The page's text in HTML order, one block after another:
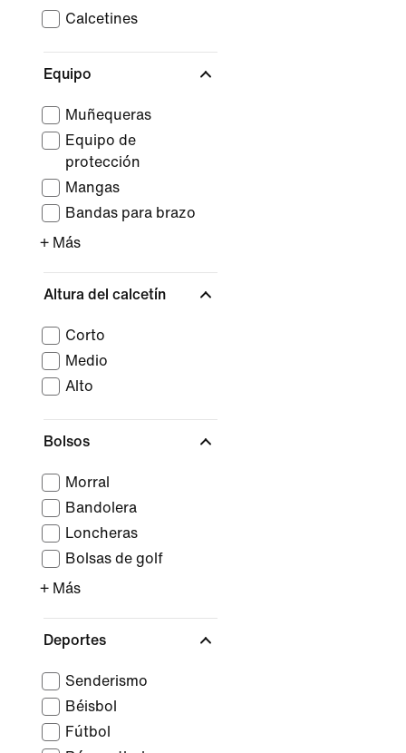
Calcetines
Equipo
Muñequeras
Equipo de
protección
Mangas
Bandas para brazo
+ Más
Altura del calcetín
Corto
Medio
Alto
Bolsos
Morral
Bandolera
Loncheras
Bolsas de golf
+ Más
Deportes
Senderismo
Béisbol
Fútbol